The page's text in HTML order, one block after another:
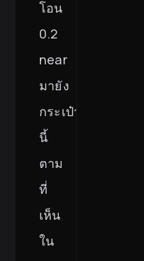
โอน
0.2
near
มายัง
กระเป๋า
นี้
ตาม
ที่
เห็น
ใน